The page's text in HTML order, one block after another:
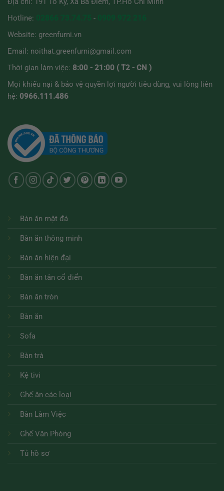
Hotline:
-
Website: greenfurni.vn
Email: noithat.greenfurni@gmail.com
Thời gian làm việc: 8:00 - 21:00 ( T2 - CN )
Mọi khiếu nại & bảo vệ quyền lợi người tiêu dùng, vui lòng liên
hệ: 0966.111.486
Bàn ăn mặt đá
Bàn ăn thông minh
Bàn ăn hiện đại
Bàn ăn tân cổ điển
Bàn ăn tròn
Bàn ăn
Sofa
Bàn trà
Kệ tivi
Ghế ăn các loại
Bàn Làm Việc
Ghế Văn Phòng
Tủ hồ sơ